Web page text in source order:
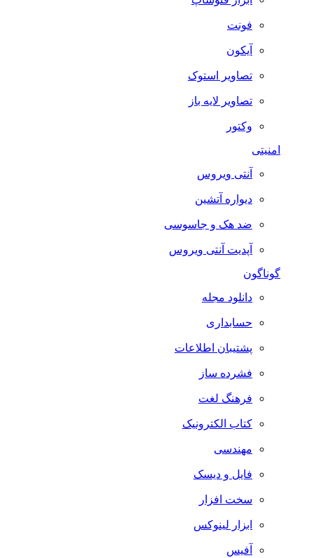
فونت
آیکون
تصاویر استوک
تصاویر لایه باز
وکتور
امنیتی
آنتی ویروس
دیواره آتشین
ضد هک و جاسوسی
آپدیت آنتی ویروس
گوناگون
دانلود مجله
حسابداری
پشتیبان اطلاعات
فشرده ساز
فرهنگ لغت
کتاب الکترونیک
مهندسی
فایل و دیسک
سخت افزار
ابزار لینوکس
آفیس